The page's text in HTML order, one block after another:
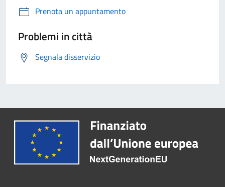
Prenota un appuntamento
Problemi in città
Segnala disservizio